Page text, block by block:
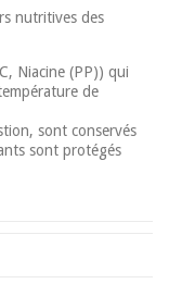
nutritives des
Niacine (PP)) qui
de
sont conservés
sont protégés